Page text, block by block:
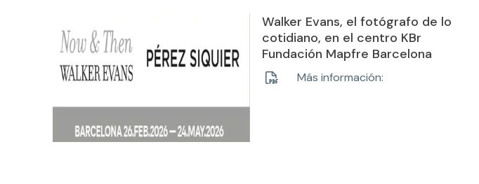
Walker Evans, el fotógrafo de lo
cotidiano, en el centro KBr
Fundación Mapfre Barcelona
Más información: